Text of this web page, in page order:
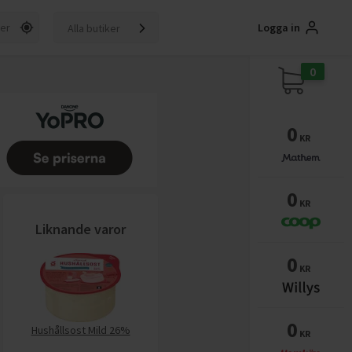
Alla butiker Logga in
Liknande varor
Hushållsost Mild 26%
0
0 KR
0 KR
0 KR
0 KR